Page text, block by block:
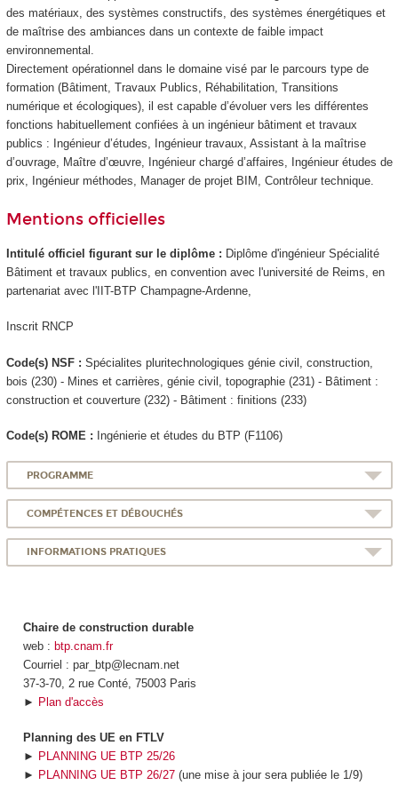
des matériaux, des systèmes constructifs, des systèmes énergétiques et
de maîtrise des ambiances dans un contexte de faible impact
environnemental.
Directement opérationnel dans le domaine visé par le parcours type de
formation (Bâtiment, Travaux Publics, Réhabilitation, Transitions
numérique et écologiques), il est capable d’évoluer vers les différentes
fonctions habituellement confiées à un ingénieur bâtiment et travaux
publics : Ingénieur d’études, Ingénieur travaux, Assistant à la maîtrise
d’ouvrage, Maître d’œuvre, Ingénieur chargé d’affaires, Ingénieur études de
prix, Ingénieur méthodes, Manager de projet BIM, Contrôleur technique.
Mentions officielles
Intitulé officiel figurant sur le diplôme : Diplôme d'ingénieur Spécialité
Bâtiment et travaux publics, en convention avec l'université de Reims, en
partenariat avec l'IIT-BTP Champagne-Ardenne,
Inscrit RNCP
Code(s) NSF : Spécialites pluritechnologiques génie civil, construction,
bois (230) - Mines et carrières, génie civil, topographie (231) - Bâtiment :
construction et couverture (232) - Bâtiment : finitions (233)
Code(s) ROME : Ingénierie et études du BTP (F1106)
PROGRAMME
COMPÉTENCES ET DÉBOUCHÉS
INFORMATIONS PRATIQUES
Chaire de construction durable
web : btp.cnam.fr
Courriel : par_btp@lecnam.net
37-3-70, 2 rue Conté, 75003 Paris
► Plan d'accès
Planning des UE en FTLV
► PLANNING UE BTP 25/26
► PLANNING UE BTP 26/27(une mise à jour sera publiée le 1/9)